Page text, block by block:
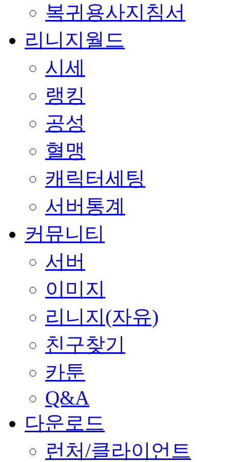
복귀용사지침서
리니지월드
시세
랭킹
공성
혈맹
캐릭터세팅
서버통계
커뮤니티
서버
이미지
리니지(자유)
친구찾기
카툰
Q&A
다운로드
런처/클라이언트